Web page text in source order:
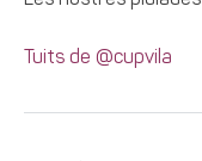
Tuits de @cupvila